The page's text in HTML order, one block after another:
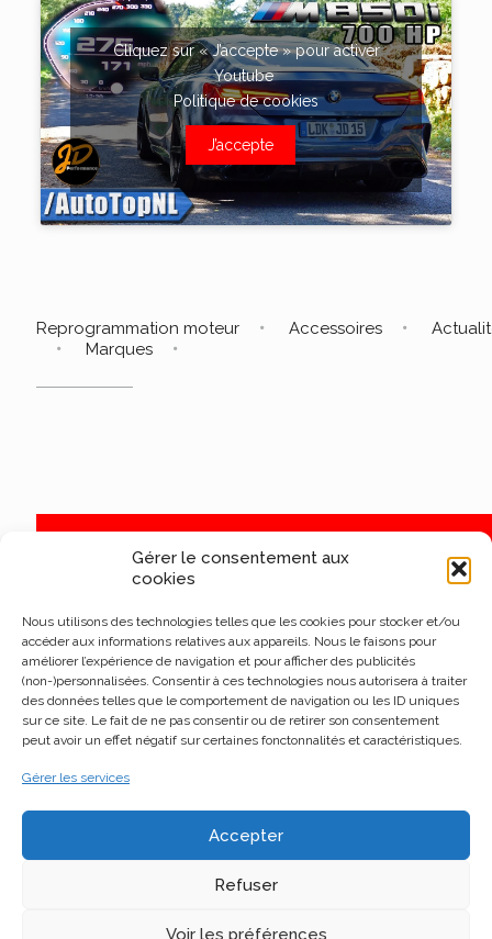
Gérer le consentement aux
cookies
Nous utilisons des technologies telles que les cookies pour stocker et/ou
accéder aux informations relatives aux appareils. Nous le faisons pour
améliorer l’expérience de navigation et pour afficher des publicités
(non-)personnalisées. Consentir à ces technologies nous autorisera à traiter
des données telles que le comportement de navigation ou les ID uniques
sur ce site. Le fait de ne pas consentir ou de retirer son consentement
peut avoir un effet négatif sur certaines fonctonnalités et caractéristiques.
Gérer les services
Accepter
Refuser
Voir les préférences
Cliquez sur « J’accepte » pour activer
Youtube
Politique de cookies
J’accepte
Reprogrammation moteur Accessoires
Marques